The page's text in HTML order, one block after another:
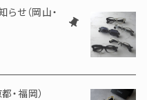
せ（岡山・
・福岡）